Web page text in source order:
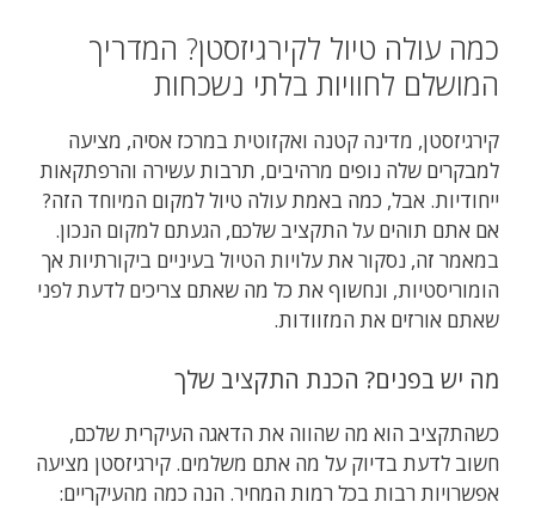
כמה עולה טיול לקירגיזסטן? המדריך
המושלם לחוויות בלתי נשכחות
קירגיזסטן, מדינה קטנה ואקזוטית במרכז אסיה, מציעה
למבקרים שלה נופים מרהיבים, תרבות עשירה והרפתקאות
ייחודיות. אבל, כמה באמת עולה טיול למקום המיוחד הזה?
אם אתם תוהים על התקציב שלכם, הגעתם למקום הנכון.
במאמר זה, נסקור את עלויות הטיול בעיניים ביקורתיות אך
הומוריסטיות, ונחשוף את כל מה שאתם צריכים לדעת לפני
שאתם אורזים את המזוודות.
מה יש בפנים? הכנת התקציב שלך
כשהתקציב הוא מה שהווה את הדאגה העיקרית שלכם,
חשוב לדעת בדיוק על מה אתם משלמים. קירגיזסטן מציעה
אפשרויות רבות בכל רמות המחיר. הנה כמה מהעיקריים: